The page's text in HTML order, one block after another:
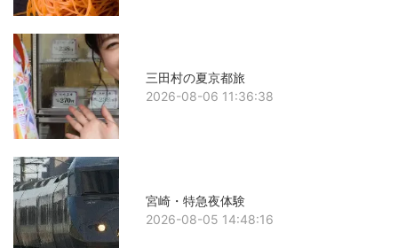
三田村の夏京都旅
2026-08-06 11:36:38
宮崎・特急夜体験
2026-08-05 14:48:16